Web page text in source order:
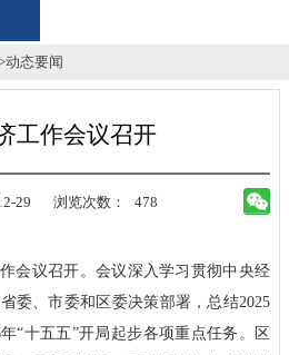
动态要闻
工作会议召开
29 浏览次数： 478
会议召开。会议深入学习贯彻中央经
委、市委和区委决策部署，总结2025
“十五五”开局起步各项重点任务。区